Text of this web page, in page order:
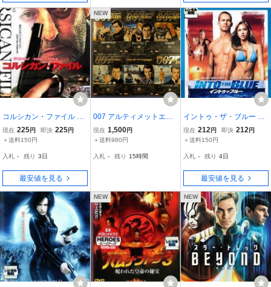
コルシカン・ファイル レ
ンタル落ち 中古 DVD
現在 225円 即決 225円
＋送料150円
入札 - 残り 3日
最安値を見る
NEW
007 アルティメットエデ
ィション DVD 6本セット
リビング・デイライツ他
現在 1,500円
＋送料980円
入札 - 残り 15時間
イントゥ・ザ・ブルー ブ
ルーレイディスク レンタ
ル落ち 中古 ブルーレイ
現在 212円 即決 212円
＋送料150円
入札 - 残り 4日
最安値を見る
NEW NEW